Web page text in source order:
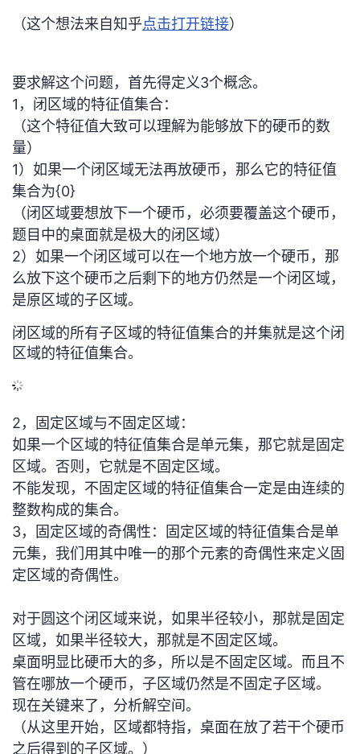
（这个想法来自知乎点击打开链接）
要求解这个问题，首先得定义3个概念。
1，闭区域的特征值集合：
（这个特征值大致可以理解为能够放下的硬币的数
量）
1）如果一个闭区域无法再放硬币，那么它的特征值
集合为{0}
（闭区域要想放下一个硬币，必须要覆盖这个硬币，
题目中的桌面就是极大的闭区域）
2）如果一个闭区域可以在一个地方放一个硬币，那
么放下这个硬币之后剩下的地方仍然是一个闭区域，
是原区域的子区域。
闭区域的所有子区域的特征值集合的并集就是这个闭
区域的特征值集合。
2，固定区域与不固定区域：
如果一个区域的特征值集合是单元集，那它就是固定
区域。否则，它就是不固定区域。
不能发现，不固定区域的特征值集合一定是由连续的
整数构成的集合。
3，固定区域的奇偶性：固定区域的特征值集合是单
元集，我们用其中唯一的那个元素的奇偶性来定义固
定区域的奇偶性。
对于圆这个闭区域来说，如果半径较小，那就是固定
区域，如果半径较大，那就是不固定区域。
桌面明显比硬币大的多，所以是不固定区域。而且不
管在哪放一个硬币，子区域仍然是不固定子区域。
现在关键来了，分析解空间。
（从这里开始，区域都特指，桌面在放了若干个硬币
之后得到的子区域。）